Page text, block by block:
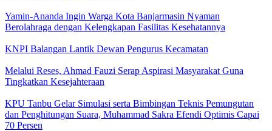
Yamin-Ananda Ingin Warga Kota Banjarmasin Nyaman
Berolahraga dengan Kelengkapan Fasilitas Kesehatannya
KNPI Balangan Lantik Dewan Pengurus Kecamatan
Melalui Reses, Ahmad Fauzi Serap Aspirasi Masyarakat Guna
Tingkatkan Kesejahteraan
KPU Tanbu Gelar Simulasi serta Bimbingan Teknis Pemungutan
dan Penghitungan Suara, Muhammad Sakra Efendi Optimis Capai
70 Persen